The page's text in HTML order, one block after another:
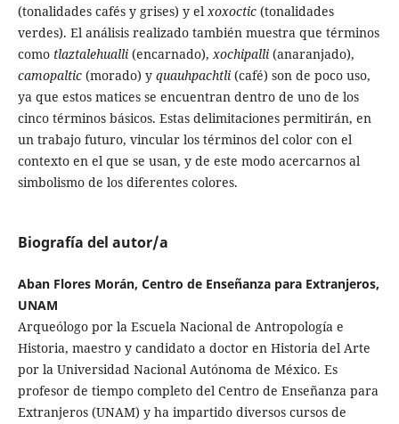
(tonalidades cafés y grises) y elxoxoctic(tonalidades
verdes). El análisis realizado también muestra que términos
como tlaztalehualli(encarnado),xochipalli(anaranjado),
camopaltic(morado) y quauhpachtli(café) son de poco uso,
ya que estos matices se encuentran dentro de uno de los
cinco términos básicos. Estas delimitaciones permitirán, en
un trabajo futuro, vincular los términos del color con el
contexto en el que se usan, y de este modo acercarnos al
simbolismo de los diferentes colores.
Biografía del autor/a
Aban Flores Morán, Centro de Enseñanza para Extranjeros,
UNAM
Arqueólogo por la Escuela Nacional de Antropología e
Historia, maestro y candidato a doctor en Historia del Arte
por la Universidad Nacional Autónoma de México. Es
profesor de tiempo completo del Centro de Enseñanza para
Extranjeros (UNAM) y ha impartido diversos cursos de